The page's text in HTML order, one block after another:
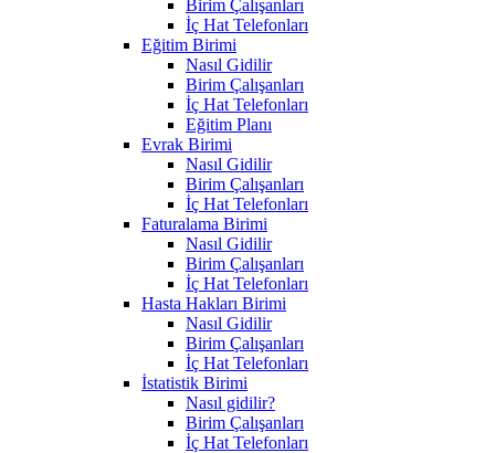
Birim Çalışanları
İç Hat Telefonları
Eğitim Birimi
Nasıl Gidilir
Birim Çalışanları
İç Hat Telefonları
Eğitim Planı
Evrak Birimi
Nasıl Gidilir
Birim Çalışanları
İç Hat Telefonları
Faturalama Birimi
Nasıl Gidilir
Birim Çalışanları
İç Hat Telefonları
Hasta Hakları Birimi
Nasıl Gidilir
Birim Çalışanları
İç Hat Telefonları
İstatistik Birimi
Nasıl gidilir?
Birim Çalışanları
İç Hat Telefonları